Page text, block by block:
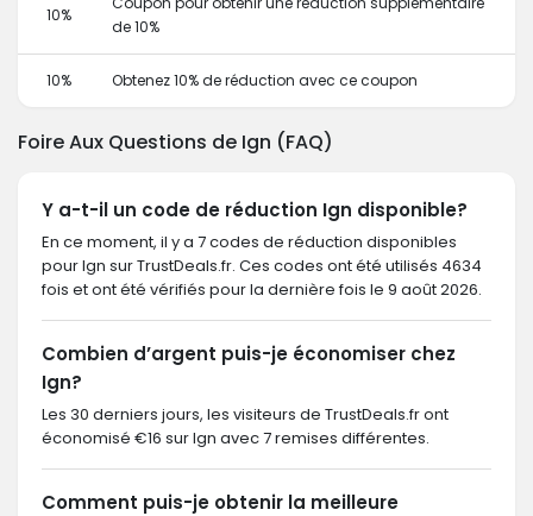
10%
de 10%
10% Obtenez 10% de réduction avec ce coupon
Foire Aux Questions de Ign (FAQ)
Y a-t-il un code de réduction Ign disponible?
En ce moment, il y a 7 codes de réduction disponibles
pour Ign sur TrustDeals.fr. Ces codes ont été utilisés 4634
fois et ont été vérifiés pour la dernière fois le 9 août 2026.
Combien d’argent puis-je économiser chez
Ign?
Les 30 derniers jours, les visiteurs de TrustDeals.fr ont
économisé €16 sur Ign avec 7 remises différentes.
Comment puis-je obtenir la meilleure